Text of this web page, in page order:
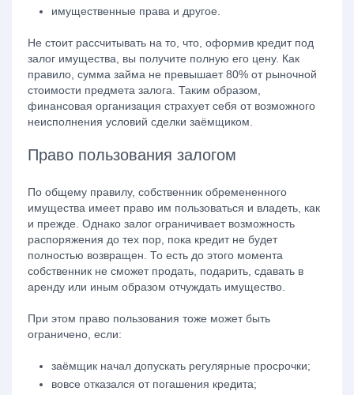
имущественные права и другое.
Не стоит рассчитывать на то, что, оформив кредит под
залог имущества, вы получите полную его цену. Как
правило, сумма займа не превышает 80% от рыночной
стоимости предмета залога. Таким образом,
финансовая организация страхует себя от возможного
неисполнения условий сделки заёмщиком.
Право пользования залогом
По общему правилу, собственник обремененного
имущества имеет право им пользоваться и владеть, как
и прежде. Однако залог ограничивает возможность
распоряжения до тех пор, пока кредит не будет
полностью возвращен. То есть до этого момента
собственник не сможет продать, подарить, сдавать в
аренду или иным образом отчуждать имущество.
При этом право пользования тоже может быть
ограничено, если:
заёмщик начал допускать регулярные просрочки;
вовсе отказался от погашения кредита;